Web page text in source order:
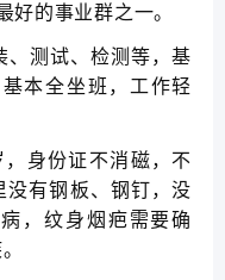
好的事业群之一。
测试、检测等，基
本全坐班，工作轻
身份证不消磁，不
有钢板、钢钉，没
，纹身烟疤需要确